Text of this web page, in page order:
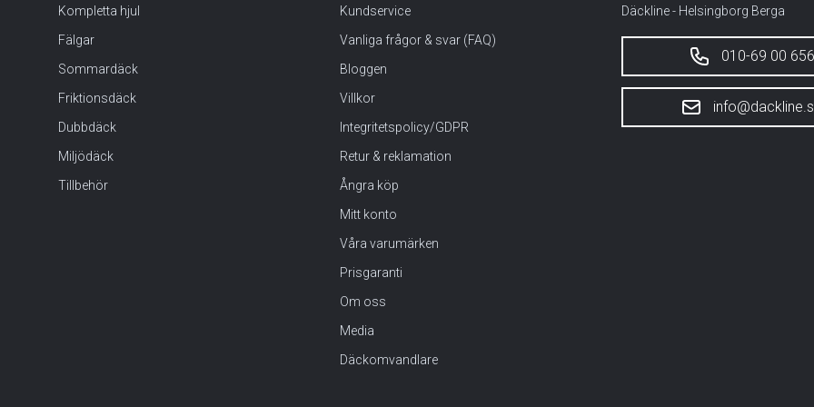
Kompletta hjul
Fälgar
Sommardäck
Friktionsdäck
Dubbdäck
Miljödäck
Tillbehör
Kundservice
Vanliga frågor & svar (FAQ)
Bloggen
Villkor
Integritetspolicy/GDPR
Retur & reklamation
Ångra köp
Mitt konto
Våra varumärken
Prisgaranti
Om oss
Media
Däckomvandlare
Däckline - Helsingborg Berga
010-69 00 656